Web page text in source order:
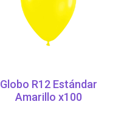
Globo R12 Estándar
Amarillo x100